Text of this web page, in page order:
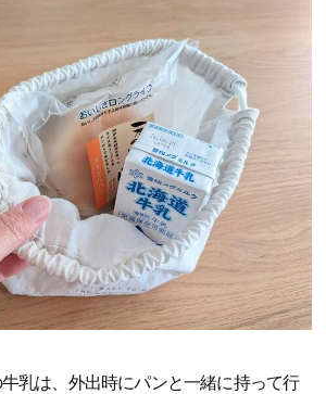
牛乳は、外出時にパンと一緒に持って行